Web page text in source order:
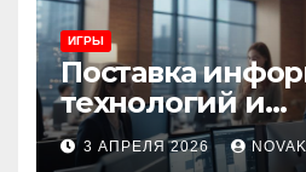
ИГРЫ
Поставка
технологий и
3 АПРЕЛЯ 2026